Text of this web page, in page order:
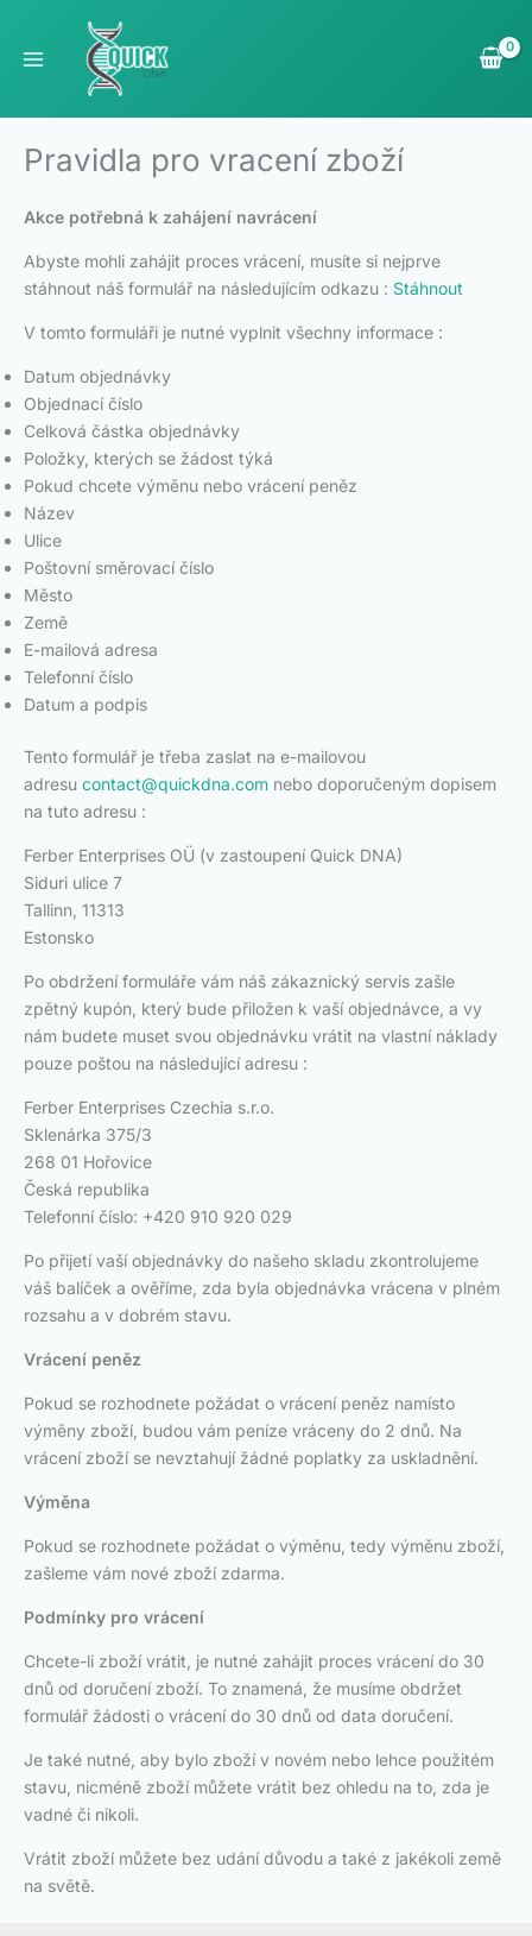
obsah
Pravidla pro vracení zboží
Akce potřebná k zahájení navrácení
Abyste mohli zahájit proces vrácení, musíte si nejprve
stáhnout náš formulář na následujícím odkazu : Stáhnout
V tomto formuláři je nutné vyplnit všechny informace :
Datum objednávky
Objednací číslo
Celková částka objednávky
Položky, kterých se žádost týká
Pokud chcete výměnu nebo vrácení peněz
Název
Ulice
Poštovní směrovací číslo
Město
Země
E-mailová adresa
Telefonní číslo
Datum a podpis
Tento formulář je třeba zaslat na e-mailovou
adresu contact@quickdna.com nebo doporučeným dopisem
na tuto adresu :
Ferber Enterprises OÜ (v zastoupení Quick DNA)
Siduri ulice 7
Tallinn, 11313
Estonsko
Po obdržení formuláře vám náš zákaznický servis zašle
zpětný kupón, který bude přiložen k vaší objednávce, a vy
nám budete muset svou objednávku vrátit na vlastní náklady
pouze poštou na následující adresu :
Ferber Enterprises Czechia s.r.o.
Sklenárka 375/3
268 01 Hořovice
Česká republika
Telefonní číslo: +420 910 920 029
Po přijetí vaší objednávky do našeho skladu zkontrolujeme
váš balíček a ověříme, zda byla objednávka vrácena v plném
rozsahu a v dobrém stavu.
Vrácení peněz
Pokud se rozhodnete požádat o vrácení peněz namísto
výměny zboží, budou vám peníze vráceny do 2 dnů. Na
vrácení zboží se nevztahují žádné poplatky za uskladnění.
Výměna
Pokud se rozhodnete požádat o výměnu, tedy výměnu zboží,
zašleme vám nové zboží zdarma.
Podmínky pro vrácení
Chcete-li zboží vrátit, je nutné zahájit proces vrácení do 30
dnů od doručení zboží. To znamená, že musíme obdržet
formulář žádosti o vrácení do 30 dnů od data doručení.
Je také nutné, aby bylo zboží v novém nebo lehce použitém
stavu, nicméně zboží můžete vrátit bez ohledu na to, zda je
vadné či nikoli.
Vrátit zboží můžete bez udání důvodu a také z jakékoli země
na světě.